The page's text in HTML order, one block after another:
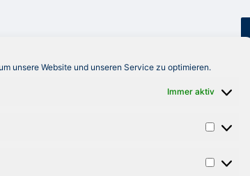
unsere Website und unseren Service zu optimieren.
Immer aktiv
Telefax: +49 (0)
info@royal-
www.royal-